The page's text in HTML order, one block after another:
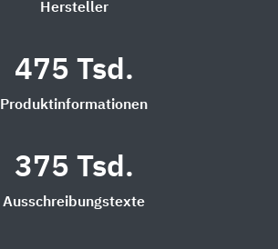
Hersteller
475 Tsd.
Produktinformationen
375 Tsd.
Ausschreibungstexte